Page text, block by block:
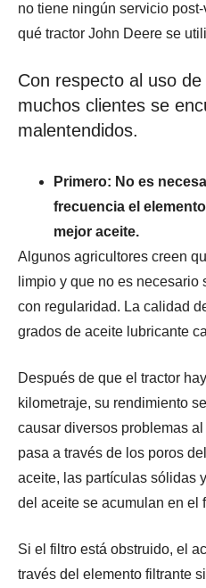
no tiene ningún servicio
qué tractor John Deere se
Con respecto al uso
muchos clientes se
malentendidos.
Primero: No es
frecuencia el
mejor aceite.
Algunos agricultores creen
limpio y que no es
con regularidad. La calidad
grados de aceite lubricante
Después de que el tractor
kilometraje, su rendimiento
causar diversos problemas
pasa a través de los poros
aceite, las partículas sólidas
del aceite se acumulan en el
Si el filtro está obstruido, el
través del elemento filtrante